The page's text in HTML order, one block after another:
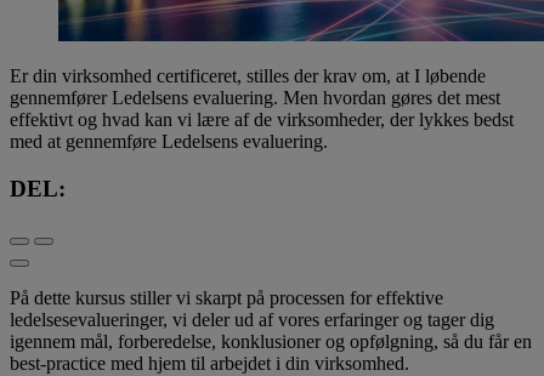
Er din virksomhed certificeret, stilles der krav om, at I løbende
gennemfører Ledelsens evaluering. Men hvordan gøres det mest
effektivt og hvad kan vi lære af de virksomheder, der lykkes bedst
med at gennemføre Ledelsens evaluering.
DEL:
På dette kursus stiller vi skarpt på processen for effektive
ledelsesevalueringer, vi deler ud af vores erfaringer og tager dig
igennem mål, forberedelse, konklusioner og opfølgning, så du får en
best-practice med hjem til arbejdet i din virksomhed.